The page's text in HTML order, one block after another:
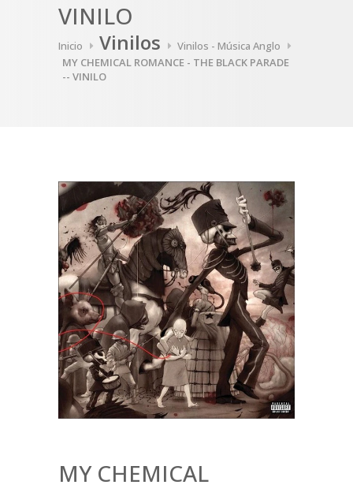
VINILO
Inicio Vinilos
Vinilos - Música Anglo
MY CHEMICAL ROMANCE - THE BLACK PARADE
-- VINILO
MY CHEMICAL